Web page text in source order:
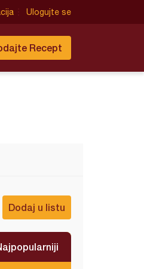
Ulogujte se
Recept
Dodaj u listu